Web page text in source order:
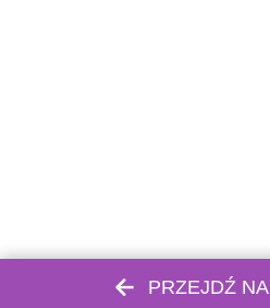
PRZEJDŹ NA